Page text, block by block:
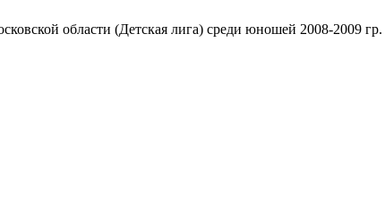
области (Детская лига) среди юношей 2008-2009